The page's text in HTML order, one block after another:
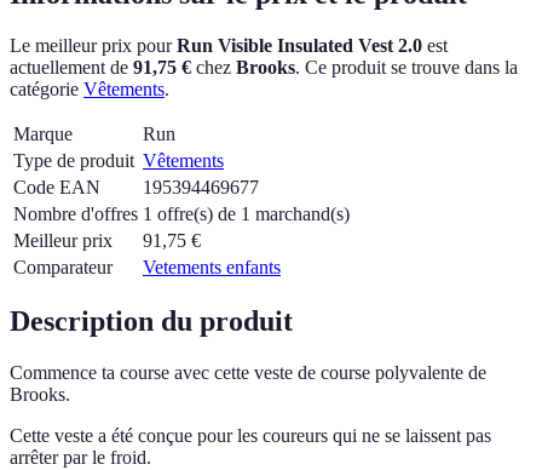
Le meilleur prix pourRun Visible Insulated Vest 2.0 est
actuellement de 91,75 € chez Brooks. Ce produit se trouve dans la
catégorie Vêtements.
Marque
Run
Type de produit Vêtements
Code EAN
195394469677
Nombre d'offres 1 offre(s) de 1 marchand(s)
Meilleur prix
91,75 €
Comparateur
Vetements enfants
Description du produit
Commence ta course avec cette veste de course polyvalente de
Brooks.
Cette veste a été conçue pour les coureurs qui ne se laissent pas
arrêter par le froid.